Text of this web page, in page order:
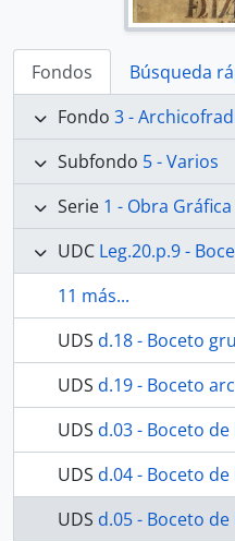
Fondos
Búsqueda
Fondo 3 - Archicofradía
Subfondo 5 - Varios
Serie 1 - Obra Gráfica
UDC Leg.20.p.9 - Bocetos
11 más...
UDS d.18 - Boceto grutescos y
UDS d.19 - Boceto
UDS d.03 - Boceto de
UDS d.04 - Boceto de
UDS d.05 - Boceto de